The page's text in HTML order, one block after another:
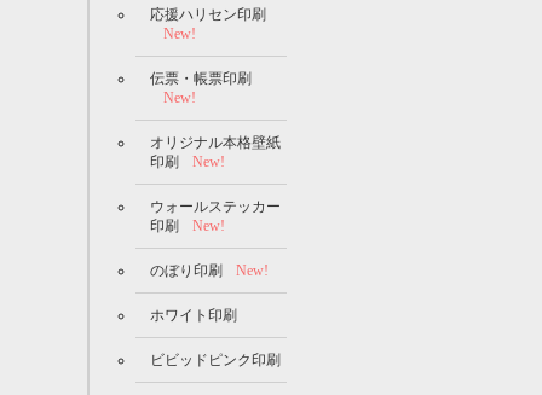
応援ハリセン印刷
New!
伝票・帳票印刷
New!
オリジナル本格壁紙
印刷
New!
ウォールステッカー
印刷
New!
のぼり印刷 New!
ホワイト印刷
ビビッドピンク印刷